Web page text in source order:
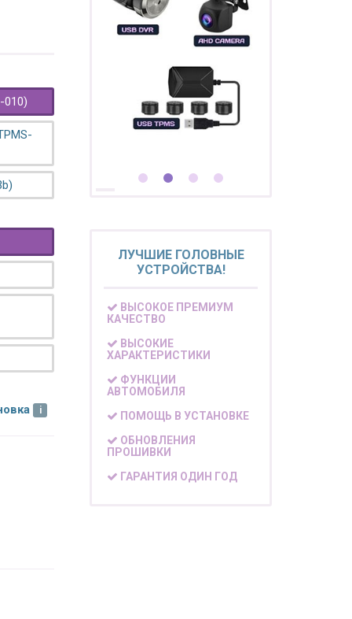
010)
ЛУЧШИЕ ГОЛОВНЫЕ
УСТРОЙСТВА!
ВЫСОКОЕ ПРЕМИУМ
КАЧЕСТВО
ВЫСОКИЕ
ХАРАКТЕРИСТИКИ
ФУНКЦИИ
АВТОМОБИЛЯ
ПОМОЩЬ В УСТАНОВКЕ
ОБНОВЛЕНИЯ
ПРОШИВКИ
ГАРАНТИЯ ОДИН ГОД